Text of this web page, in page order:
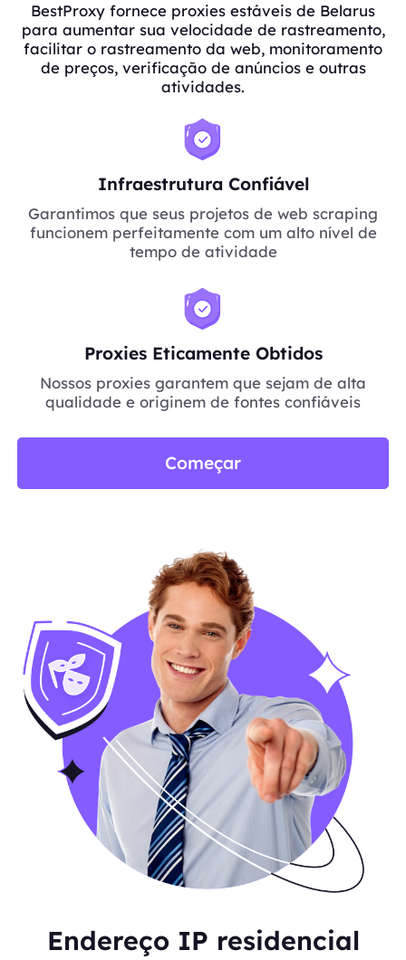
BestProxy fornece proxies estáveis de Belarus
para aumentar sua velocidade de rastreamento,
facilitar o rastreamento da web, monitoramento
de preços, verificação de anúncios e outras
atividades.
Infraestrutura Confiável
Garantimos que seus projetos de web scraping
funcionem perfeitamente com um alto nível de
tempo de atividade
Proxies Eticamente Obtidos
Nossos proxies garantem que sejam de alta
qualidade e originem de fontes confiáveis
Começar
Endereço IP residencial